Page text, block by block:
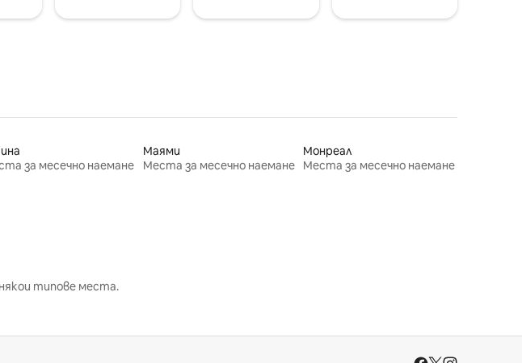
за месечно наемане
Маями
Места за месечно наемане
Монреал
Места за месечно наемане
типове места.